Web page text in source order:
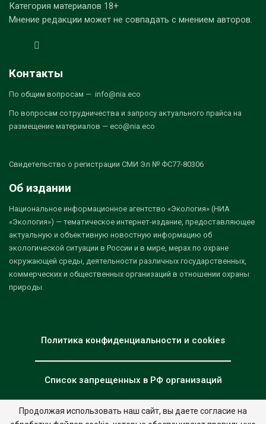
Категория материалов 18+
Мнение редакции может не совпадать с мнением авторов.
Контакты
По общим вопросам — info@nia.eco
По вопросам сотрудничества и запросу актуального прайса на
размещение материалов — eco@nia.eco
Свидетельство о регистрации СМИ Эл № ФС77-80306
Об издании
Национальное информационное агентство «Экология» (НИА
«Экология») — тематическое интернет-издание, предоставляющее
актуальную и объективную новостную информацию об
экологической ситуации в России и в мире, мерах по охране
окружающей среды, деятельности различных государственных,
коммерческих и общественных организаций в отношении охраны
природы.
Политика конфиденциальности и cookies
Список запрещенных в РФ организаций
Продолжая использовать наш сайт, вы даете согласие на